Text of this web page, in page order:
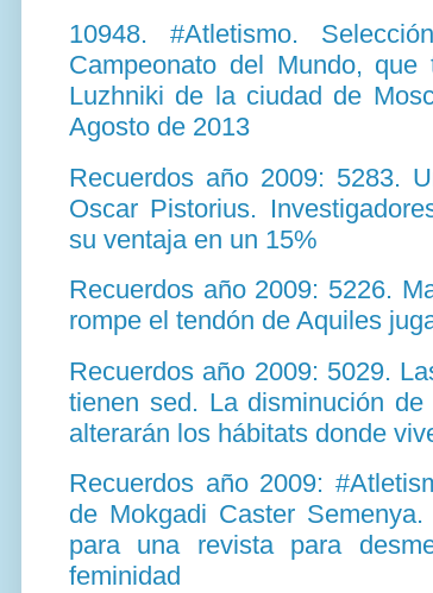
10948. #Atletismo.
Campeonato del Mundo,
Luzhniki de la ciudad de
Agosto de 2013
Recuerdos año 2009: 5283.
Oscar Pistorius.
su ventaja en un 15%
Recuerdos año 2009: 5226.
rompe el tendón de Aquiles
Recuerdos año 2009: 5029.
tienen sed. La disminución
alterarán los hábitats donde
Recuerdos año 2009:
de Mokgadi Caster
para una revista para
feminidad